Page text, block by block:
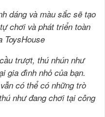
dáng và màu sắc sẽ tạo
chơi và phát triển toàn
ToysHouse
trượt, thú nhún như
gia đình nhỏ của bạn.
có thể có những trò
như đang chơi tại công